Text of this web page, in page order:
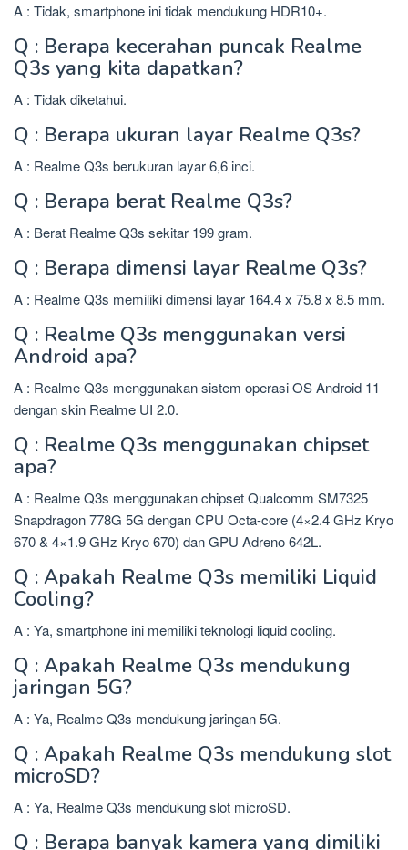
A : Tidak, smartphone ini tidak mendukung HDR10+.
Q : Berapa kecerahan puncak Realme
Q3s yang kita dapatkan?
A : Tidak diketahui.
Q : Berapa ukuran layar Realme Q3s?
A : Realme Q3s berukuran layar 6,6 inci.
Q : Berapa berat Realme Q3s?
A : Berat Realme Q3s sekitar 199 gram.
Q : Berapa dimensi layar Realme Q3s?
A : Realme Q3s memiliki dimensi layar 164.4 x 75.8 x 8.5 mm.
Q : Realme Q3s menggunakan versi
Android apa?
A : Realme Q3s menggunakan sistem operasi OS Android 11
dengan skin Realme UI 2.0.
Q : Realme Q3s menggunakan chipset
apa?
A : Realme Q3s menggunakan chipset Qualcomm SM7325
Snapdragon 778G 5G dengan CPU Octa-core (4×2.4 GHz Kryo
670 & 4×1.9 GHz Kryo 670) dan GPU Adreno 642L.
Q : Apakah Realme Q3s memiliki Liquid
Cooling?
A : Ya, smartphone ini memiliki teknologi liquid cooling.
Q : Apakah Realme Q3s mendukung
jaringan 5G?
A : Ya, Realme Q3s mendukung jaringan 5G.
Q : Apakah Realme Q3s mendukung slot
microSD?
A : Ya, Realme Q3s mendukung slot microSD.
Q : Berapa banyak kamera yang dimiliki